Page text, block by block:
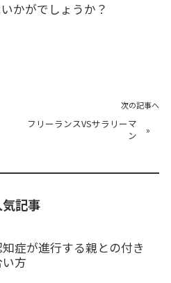
かがでしょうか？
次の記事へ
フリーランスVSサラリーマ
ン
»
気記事
知症が進行する親との付き
い方